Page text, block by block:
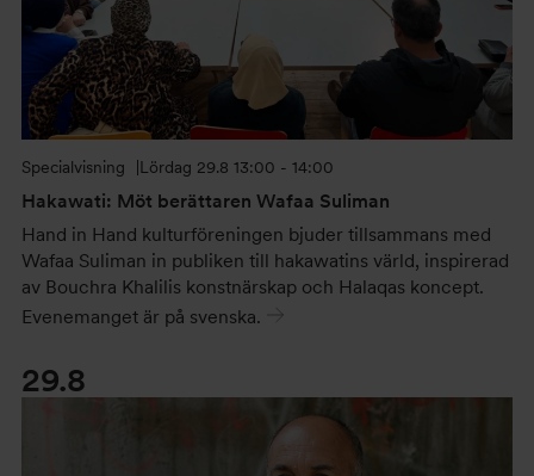
Lördag 29.8 13:00 - 14:00
Specialvisning
Hakawati: Möt berättaren Wafaa Suliman
Hand in Hand kulturföreningen bjuder tillsammans med
Wafaa Suliman in publiken till hakawatins värld, inspirerad
av Bouchra Khalilis konstnärskap och Halaqas koncept.
Evenemanget är på svenska.
29.8